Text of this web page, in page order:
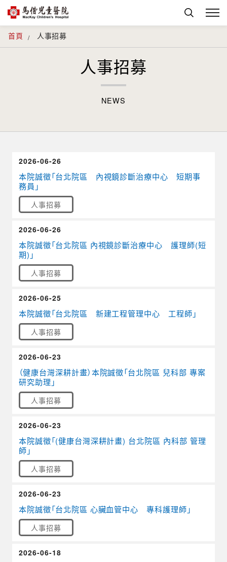
首頁 人事招募
人事招募
NEWS
本院誠徵「台北院區 內視鏡診斷治療中心 短期事
務員」
人事招募
2026-06-26
本院誠徵「台北院區 內視鏡診斷治療中心 護理師(短
期)」
人事招募
2026-06-26
本院誠徵「台北院區 新建工程管理中心 工程師」
人事招募
2026-06-25
（健康台灣深耕計畫）本院誠徵「台北院區 兒科部 專案
研究助理」
人事招募
2026-06-23
本院誠徵「(健康台灣深耕計畫) 台北院區 內科部 管理
師」
人事招募
2026-06-23
本院誠徵「台北院區 心臟血管中心 專科護理師」
人事招募
2026-06-23
2026-06-18